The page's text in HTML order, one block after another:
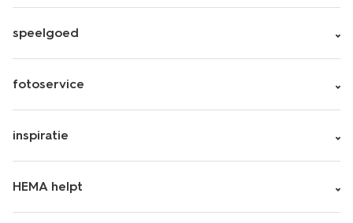
speelgoed
fotoservice
inspiratie
HEMA helpt